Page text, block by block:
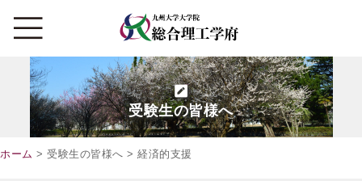
受験生の皆様へ
ホーム > 受験生の皆様へ > 経済的支援